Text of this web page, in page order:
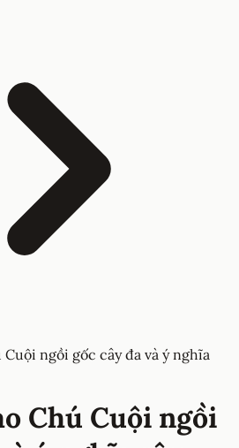
Cuội ngồi gốc cây đa và ý nghĩa
Chú Cuội ngồi